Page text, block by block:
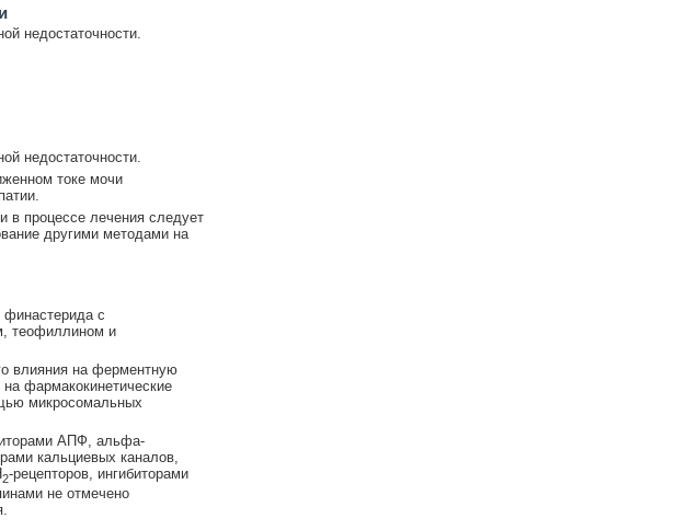
недостаточности.
недостаточности.
токе мочи
в процессе лечения следует
другими методами на
финастерида с
теофиллином и
влияния на ферментную
фармакокинетические
микросомальных
АПФ, альфа-
кальциевых каналов,
2-рецепторов, ингибиторами
не отмечено